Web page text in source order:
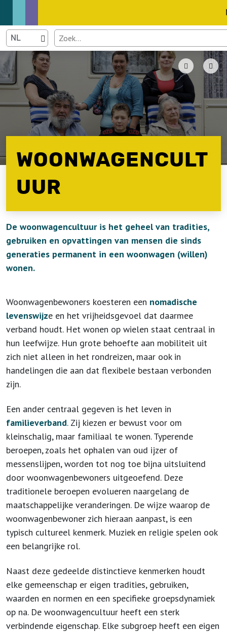
WOONWAGENCULT
UUR
De woonwagencultuur is het geheel van tradities,
gebruiken en opvattingen van mensen die sinds
generaties permanent in een woonwagen (willen)
wonen.
Woonwagenbewoners koesteren een nomadische
levenswijze en het vrijheidsgevoel dat daarmee
verband houdt. Het wonen op wielen staat centraal in
hun leefwijze. Hun grote behoefte aan mobiliteit uit
zich niet alleen in het rondreizen, maar ook in
handelingen die aan dat flexibele bestaan verbonden
zijn.
Een ander centraal gegeven is het leven in
familieverband. Zij kiezen er bewust voor om
kleinschalig, maar familiaal te wonen. Typerende
beroepen, zoals het ophalen van oud ijzer of
messenslijpen, worden tot nog toe bijna uitsluitend
door woonwagenbewoners uitgeoefend. Deze
traditionele beroepen evolueren naargelang de
maatschappelijke veranderingen. De wijze waarop de
woonwagenbewoner zich hieraan aanpast, is een
typisch cultureel kenmerk. Muziek en religie spelen ook
een belangrijke rol.
Naast deze gedeelde distinctieve kenmerken houdt
elke gemeenschap er eigen tradities, gebruiken,
waarden en normen en een specifieke groepsdynamiek
op na. De woonwagencultuur heeft een sterk
verbindende eigenschap. Elke subgroep heeft een eigen